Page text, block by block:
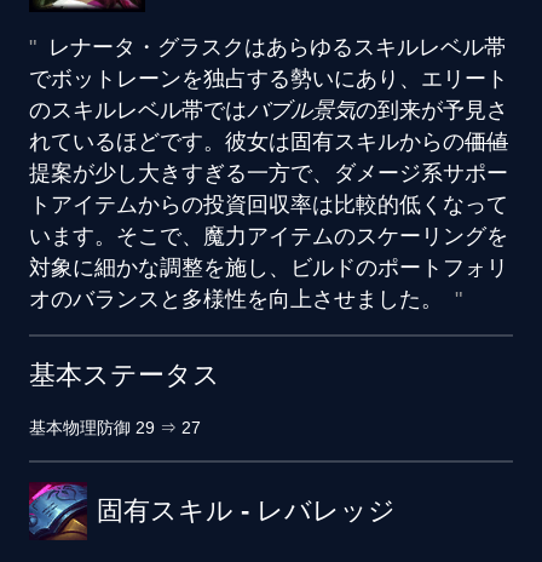
レナータ・グラスクはあらゆるスキルレベル帯
でボットレーンを独占する勢いにあり、エリート
のスキルレベル帯ではバブル景気の到来が予見さ
れているほどです。彼女は固有スキルからの価値
提案が少し大きすぎる一方で、ダメージ系サポー
トアイテムからの投資回収率は比較的低くなって
います。そこで、魔力アイテムのスケーリングを
対象に細かな調整を施し、ビルドのポートフォリ
オのバランスと多様性を向上させました。
基本ステータス
基本物理防御 29 ⇒ 27
固有スキル - レバレッジ